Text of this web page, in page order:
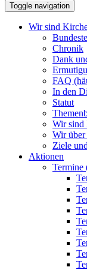
Toggle navigation
Wir sind
Chronik
Dank
FAQ
In den
Statut
Wir sind
Wir über
Ziele
Aktionen
Termine